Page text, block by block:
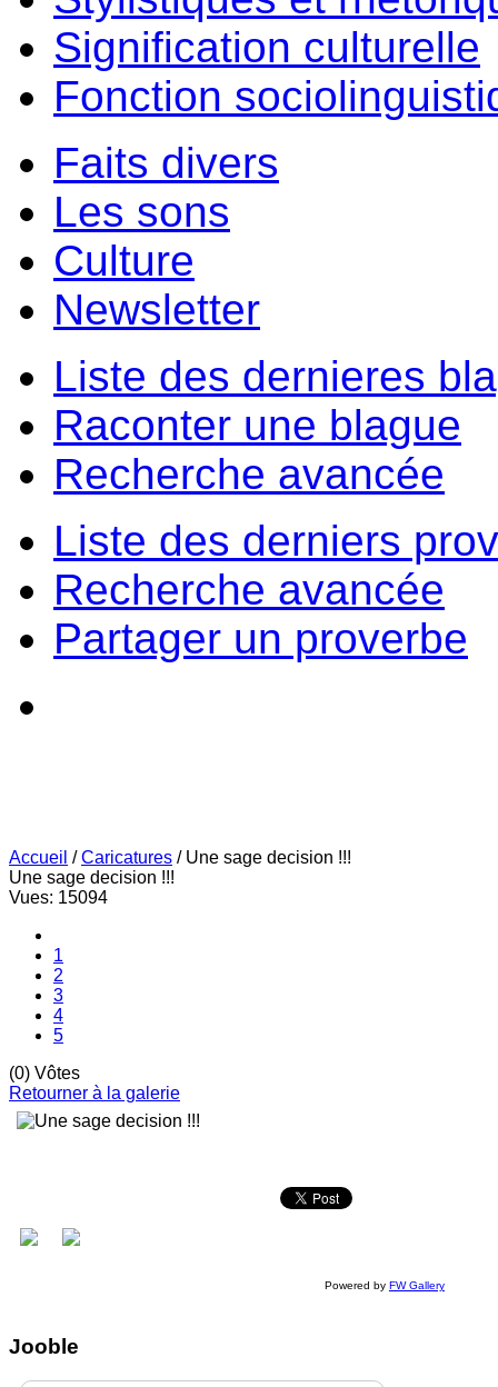
Signification culturelle
Fonction
Faits divers
Les sons
Culture
Newsletter
Liste des dernieres
Raconter une blague
Recherche avancée
Liste des derniers
Recherche avancée
Partager un proverbe
Accueil /Caricatures / Une sage decision !!!
Une sage decision !!!
Vues: 15094
1
2
3
4
5
(0) Vôtes
Retourner à la galerie
Powered by FW Gallery
Jooble